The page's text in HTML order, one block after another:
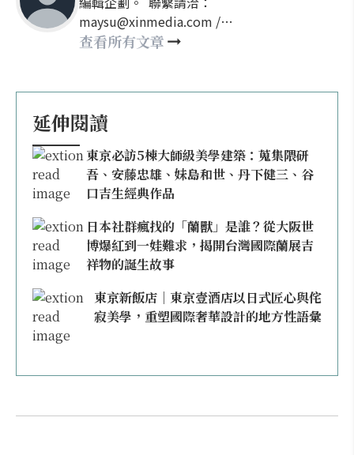
maysu@xinmedia.com /
may860527@gmail.com
查看所有文章
延伸閱讀
東京必訪5棟大師級美學建築：蒐集隈研
吾、安藤忠雄、妹島和世、丹下健三、谷
口吉生經典作品
日本社群瘋找的「蘭獸」是誰？從大阪世
博爆紅到一娃難求，揭開台灣國際蘭展吉
祥物的誕生故事
東京新飯店｜東京壹酒店以日式匠心與侘
寂美學，重塑國際奢華設計的地方性語彙